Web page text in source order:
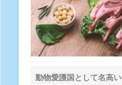
動物愛護国として名高